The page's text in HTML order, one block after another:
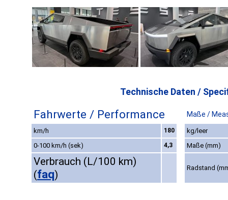
Technische Daten /
Fahrwerte / Performance Maße /
km/h 180
kg/leer
0-100 km/h (sek)
4,3 Maße (mm)
Verbrauch (L/100 km)
(faq)
Radstand